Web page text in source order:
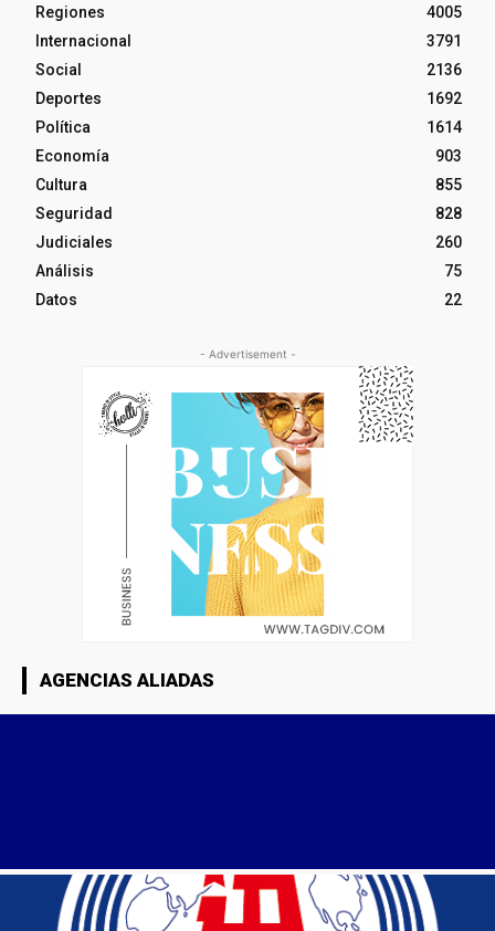
Regiones
4005
Internacional
3791
Social
2136
Deportes
1692
Política
1614
Economía
903
Cultura
855
Seguridad
828
Judiciales
260
Análisis
75
Datos
22
- Advertisement -
AGENCIAS ALIADAS